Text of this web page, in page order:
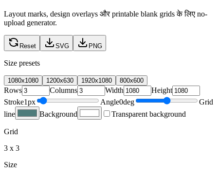
Layout marks, design overlays और printable blank grids के लिए no-
upload generator.
Reset SVG PNG
Size presets
1080x1080 1200x630 1920x1080 800x600
Rows Columns Width
Height
Stroke1px Angle0deg
Grid
line
Background Transparent background
Grid
3 x 3
Size